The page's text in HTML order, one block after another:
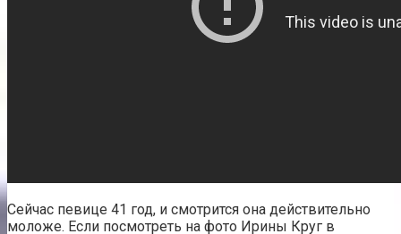
Сейчас певице 41 год, и смотрится она действительно
моложе. Если посмотреть на фото Ирины Круг в